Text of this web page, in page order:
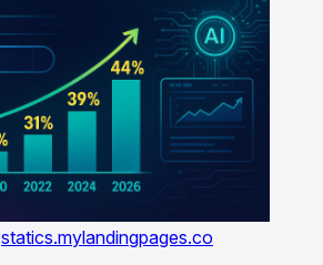
statics.mylandingpages.co